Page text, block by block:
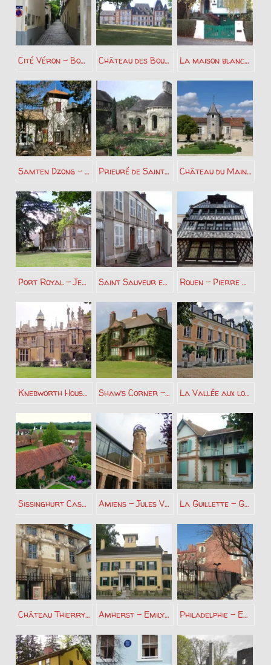
Cité Véron – Boris Vian Château des Bouettes – Comtesse de Ségur La maison blanche – Maurice Carême
Samten Dzong – Alexandra David Neel Prieuré de Saint Cosme – Pierre de Ronsard Château du Maine Giraud – Alfred de Vigny
Port Royal – Jean Racine Saint Sauveur en Puisaye – Colette Rouen – Pierre Corneille
Knebworth House – Edward Bulwer Lytton Shaw’s Corner – George Bernard Shaw La Vallée aux loups – François René de Chateaubriand
Sissinghurt Castle – Vita Sackeville West Amiens – Jules Verne La Guillette – Guy de Maupassant
Château Thierry – Jean de La Fontaine Amherst – Emily Dickinson Philadelphie – Edgar Allan Poe